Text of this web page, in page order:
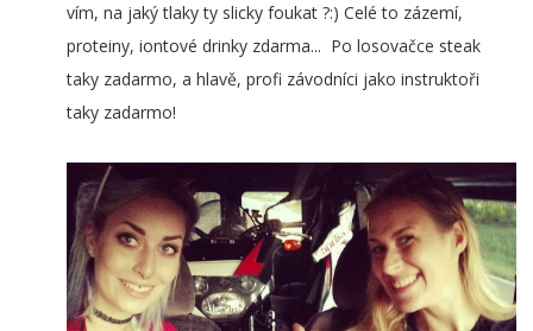
vím, na jaký tlaky ty slicky foukat ?:) Celé to zázemí,
proteiny, iontové drinky zdarma... Po losovačce steak
taky zadarmo, a hlavě, profi závodníci jako instruktoři
taky zadarmo!